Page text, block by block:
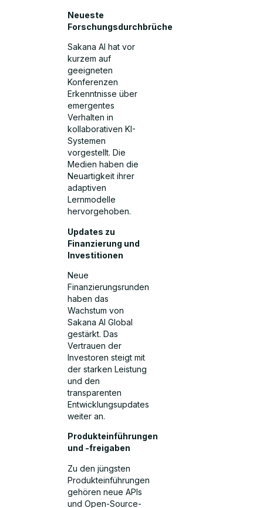
Neueste
Forschungsdurchbrüche
Sakana AI hat vor
kurzem auf
geeigneten
Konferenzen
Erkenntnisse über
emergentes
Verhalten in
kollaborativen KI-
Systemen
vorgestellt. Die
Medien haben die
Neuartigkeit ihrer
adaptiven
Lernmodelle
hervorgehoben.
Updates zu
Finanzierung und
Investitionen
Neue
Finanzierungsrunden
haben das
Wachstum von
Sakana AI Global
gestärkt. Das
Vertrauen der
Investoren steigt mit
der starken Leistung
und den
transparenten
Entwicklungsupdates
weiter an.
Produkteinführungen
und -freigaben
Zu den jüngsten
Produkteinführungen
gehören neue APIs
und Open-Source-